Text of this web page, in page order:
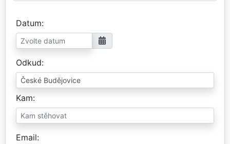
Datum
Odkud
Kam
Email